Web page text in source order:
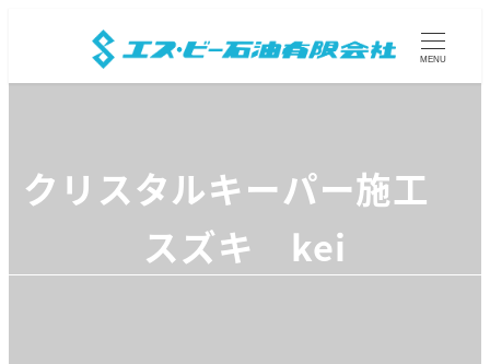
MENU
クリスタルキーパー施工
スズキ kei